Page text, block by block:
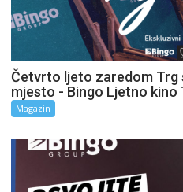
Četvrto ljeto zaredom Trg
mjesto - Bingo Ljetno kino
Magazin